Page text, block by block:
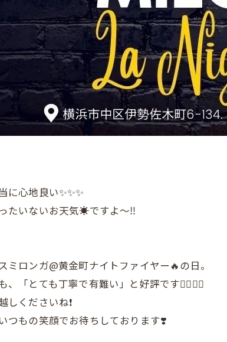
に心地良い✨✨✨
たいないお天気☀️ですよ〜‼️
ミロンガ@黄金町ナイトファイヤー🔥の日。
「とても丁寧で有難い」と好評です👍🏼👍🏼
しくださいね❗️
つもの笑顔でお待ちしております❣️